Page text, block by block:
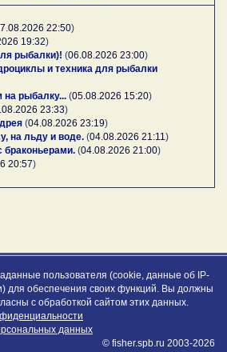
22:50)
19:32)
рыбалки)! (06.08.2026 23:00)
и техника для рыбалки
на рыбалку... (05.08.2026 15:20)
23:33)
(04.08.2026 23:19)
на льду и воде. (04.08.2026 21:11 )
браконьерами. (04.08.2026 21:00)
20:57)
пользователя (cookie, данные об IP-
для обеспечения своих функций. Вы должны
с обработкой сайтом этих данных.
данных
© fisher.spb.ru 2003-2026